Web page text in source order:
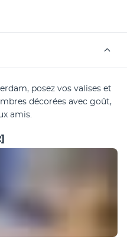
posez vos valises et
décorées avec goût,
amis.